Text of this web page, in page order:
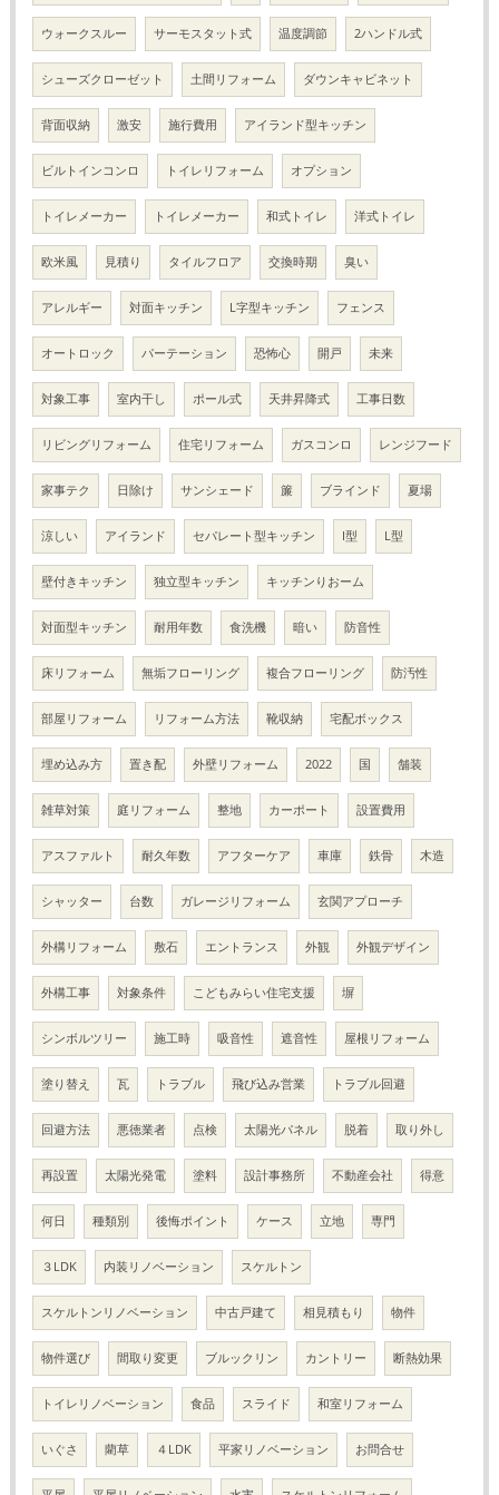
ウォークスルー サーモスタット式 温度調節 2ハンドル式
シューズクローゼット 土間リフォーム ダウンキャビネット
背面収納 激安 施行費用 アイランド型キッチン
ビルトインコンロ トイレリフォーム オプション
トイレメーカー トイレメーカー 和式トイレ 洋式トイレ
欧米風 見積り タイルフロア 交換時期 臭い
アレルギー 対面キッチン L字型キッチン フェンス
オートロック パーテーション 恐怖心 開戸 未来
対象工事 室内干し ポール式 天井昇降式 工事日数
リビングリフォーム 住宅リフォーム ガスコンロ レンジフード
家事テク 日除け サンシェード 簾 ブラインド 夏場
涼しい アイランド セパレート型キッチン I型 L型
壁付きキッチン 独立型キッチン キッチンりおーム
対面型キッチン 耐用年数 食洗機 暗い 防音性
床リフォーム 無垢フローリング 複合フローリング 防汚性
部屋リフォーム リフォーム方法 靴収納 宅配ボックス
埋め込み方 置き配 外壁リフォーム 2022 国 舗装
雑草対策 庭リフォーム 整地 カーポート 設置費用
アスファルト 耐久年数 アフターケア 車庫 鉄骨 木造
シャッター 台数 ガレージリフォーム 玄関アプローチ
外構リフォーム 敷石 エントランス 外観 外観デザイン
外構工事 対象条件 こどもみらい住宅支援 塀
シンボルツリー 施工時 吸音性 遮音性 屋根リフォーム
塗り替え 瓦 トラブル 飛び込み営業 トラブル回避
回避方法 悪徳業者 点検 太陽光パネル 脱着 取り外し
再設置 太陽光発電 塗料 設計事務所 不動産会社 得意
何日 種類別 後悔ポイント ケース 立地 専門
３LDK 内装リノベーション スケルトン
スケルトンリノベーション 中古戸建て 相見積もり 物件
物件選び 間取り変更 ブルックリン カントリー 断熱効果
トイレリノベーション 食品 スライド 和室リフォーム
いぐさ 藺草 ４LDK 平家リノベーション お問合せ